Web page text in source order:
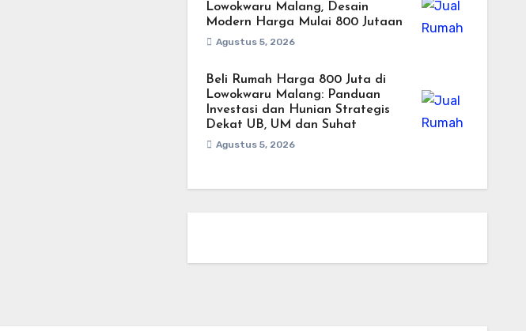
Lowokwaru Malang, Desain
Modern Harga Mulai 800 Jutaan
Agustus 5, 2026
Beli Rumah Harga 800 Juta di
Lowokwaru Malang: Panduan
Investasi dan Hunian Strategis
Dekat UB, UM dan Suhat
Agustus 5, 2026